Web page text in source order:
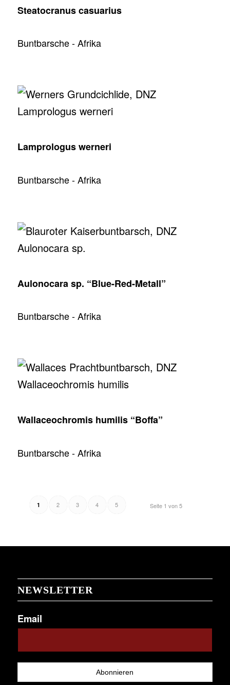
Steatocranus casuarius
Buntbarsche - Afrika
Lamprologus werneri
Buntbarsche - Afrika
Aulonocara sp. “Blue-Red-Metall”
Buntbarsche - Afrika
Wallaceochromis humilis “Boffa”
Buntbarsche - Afrika
Seite 1 von 5
1 2 3 4 5
NEWSLETTER
Email